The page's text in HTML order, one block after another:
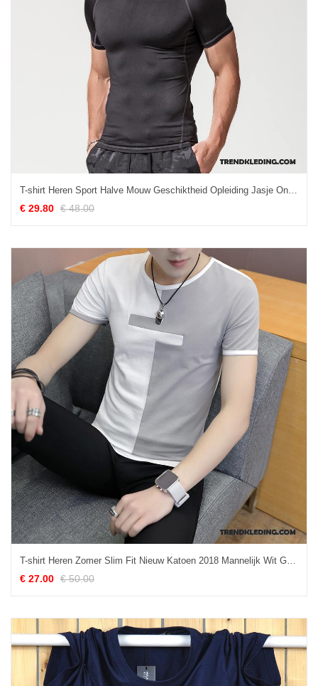
T-shirt Heren Sport Halve Mouw Geschiktheid Opleiding Jasje Onderhemd Zwart
€ 29.80 € 48.00
T-shirt Heren Zomer Slim Fit Nieuw Katoen 2018 Mannelijk Wit Grijs
€ 27.00 € 50.00